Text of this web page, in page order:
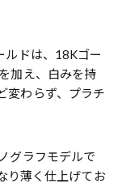
ルドは、18Kゴー
加え、白みを持
変わらず、プラチ
グラフモデルで
り薄く仕上げてお